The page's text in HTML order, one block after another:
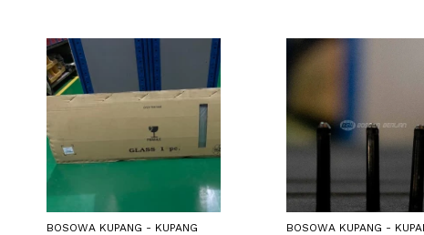
BOSOWA KUPANG - KUPANG BOSOWA KUPANG -